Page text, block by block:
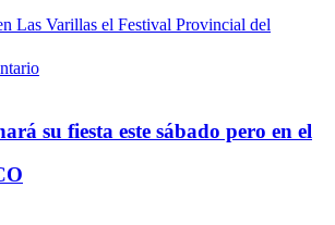
su fiesta este sábado pero en el